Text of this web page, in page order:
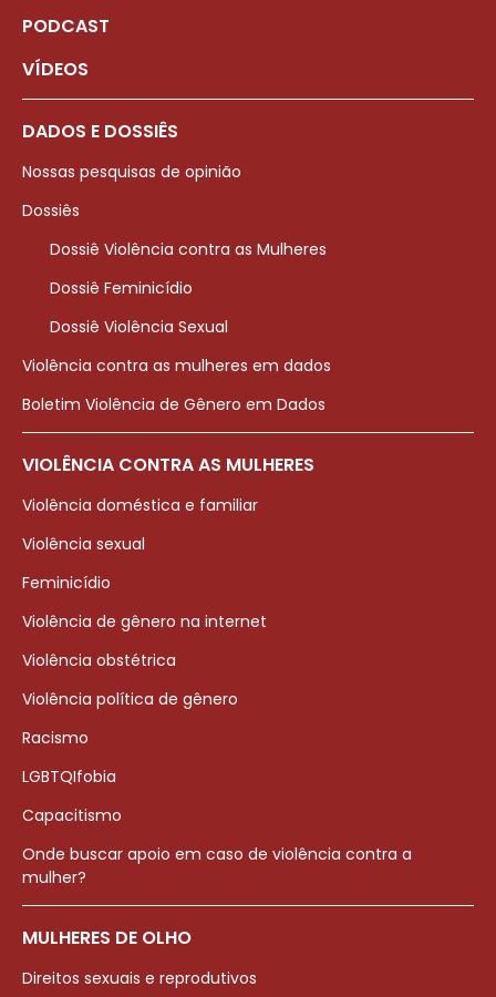
PODCAST
VÍDEOS
DADOS E DOSSIÊS
Nossas pesquisas de opinião
Dossiês
Dossiê Violência contra as Mulheres
Dossiê Feminicídio
Dossiê Violência Sexual
Violência contra as mulheres em dados
Boletim Violência de Gênero em Dados
VIOLÊNCIA CONTRA AS MULHERES
Violência doméstica e familiar
Violência sexual
Feminicídio
Violência de gênero na internet
Violência obstétrica
Violência política de gênero
Racismo
LGBTQIfobia
Capacitismo
Onde buscar apoio em caso de violência contra a
mulher?
MULHERES DE OLHO
Direitos sexuais e reprodutivos